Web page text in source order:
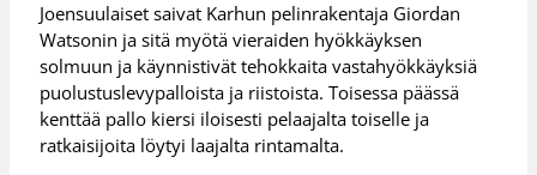
Joensuulaiset saivat Karhun pelinrakentaja Giordan
Watsonin ja sitä myötä vieraiden hyökkäyksen
solmuun ja käynnistivät tehokkaita vastahyökkäyksiä
puolustuslevypalloista ja riistoista. Toisessa päässä
kenttää pallo kiersi iloisesti pelaajalta toiselle ja
ratkaisijoita löytyi laajalta rintamalta.